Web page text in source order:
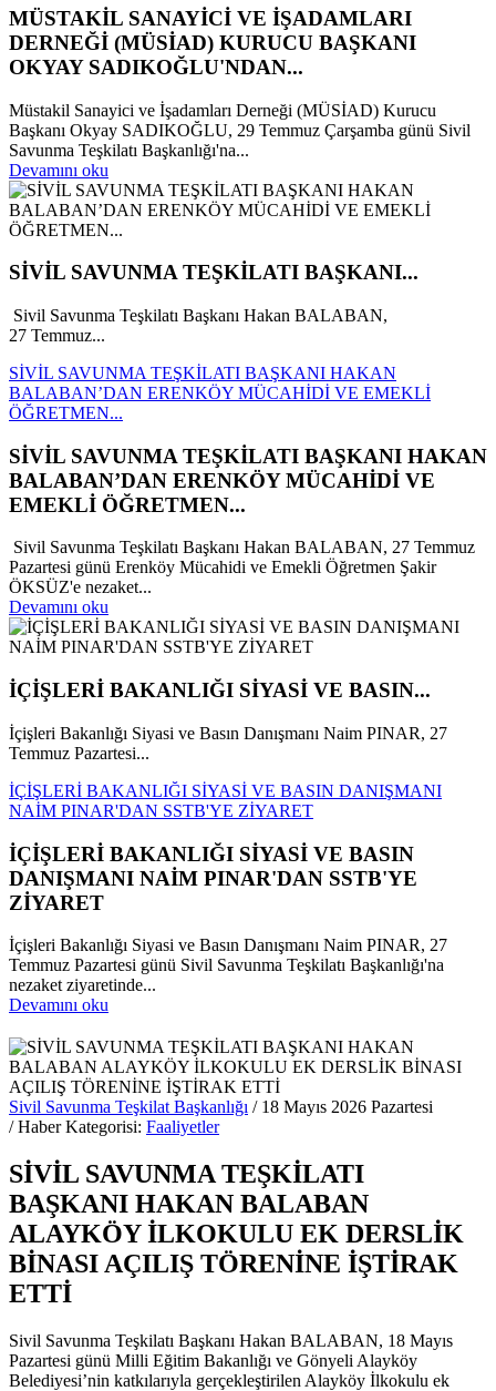
MÜSTAKİL SANAYİCİ VE İŞADAMLARI
DERNEĞİ (MÜSİAD) KURUCU BAŞKANI
OKYAY SADIKOĞLU'NDAN...
Müstakil Sanayici ve İşadamları Derneği (MÜSİAD) Kurucu
Başkanı Okyay SADIKOĞLU, 29 Temmuz Çarşamba günü Sivil
Savunma Teşkilatı Başkanlığı'na...
Devamını oku
SİVİL SAVUNMA TEŞKİLATI BAŞKANI...
Sivil Savunma Teşkilatı Başkanı Hakan BALABAN,
27 Temmuz...
SİVİL SAVUNMA TEŞKİLATI BAŞKANI HAKAN
BALABAN’DAN ERENKÖY MÜCAHİDİ VE EMEKLİ
ÖĞRETMEN...
SİVİL SAVUNMA TEŞKİLATI BAŞKANI HAKAN
BALABAN’DAN ERENKÖY MÜCAHİDİ VE
EMEKLİ ÖĞRETMEN...
Sivil Savunma Teşkilatı Başkanı Hakan BALABAN, 27 Temmuz
Pazartesi günü Erenköy Mücahidi ve Emekli Öğretmen Şakir
ÖKSÜZ'e nezaket...
Devamını oku
İÇİŞLERİ BAKANLIĞI SİYASİ VE BASIN...
İçişleri Bakanlığı Siyasi ve Basın Danışmanı Naim PINAR, 27
Temmuz Pazartesi...
İÇİŞLERİ BAKANLIĞI SİYASİ VE BASIN DANIŞMANI
NAİM PINAR'DAN SSTB'YE ZİYARET
İÇİŞLERİ BAKANLIĞI SİYASİ VE BASIN
DANIŞMANI NAİM PINAR'DAN SSTB'YE
ZİYARET
İçişleri Bakanlığı Siyasi ve Basın Danışmanı Naim PINAR, 27
Temmuz Pazartesi günü Sivil Savunma Teşkilatı Başkanlığı'na
nezaket ziyaretinde...
Devamını oku
Sivil Savunma Teşkilat Başkanlığı / 18 Mayıs 2026 Pazartesi
/ Haber Kategorisi: Faaliyetler
SİVİL SAVUNMA TEŞKİLATI
BAŞKANI HAKAN BALABAN
ALAYKÖY İLKOKULU EK DERSLİK
BİNASI AÇILIŞ TÖRENİNE İŞTİRAK
ETTİ
Sivil Savunma Teşkilatı Başkanı Hakan BALABAN, 18 Mayıs
Pazartesi günü Milli Eğitim Bakanlığı ve Gönyeli Alayköy
Belediyesi’nin katkılarıyla gerçekleştirilen Alayköy İlkokulu ek